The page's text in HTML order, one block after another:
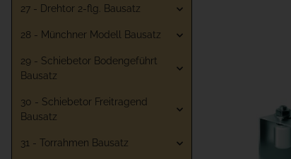
27 - Drehtor 2-flg. Bausatz
28 - Münchner Modell Bausatz
29 - Schiebetor Bodengeführt
Bausatz
30 - Schiebetor Freitragend
Bausatz
31 - Torrahmen Bausatz